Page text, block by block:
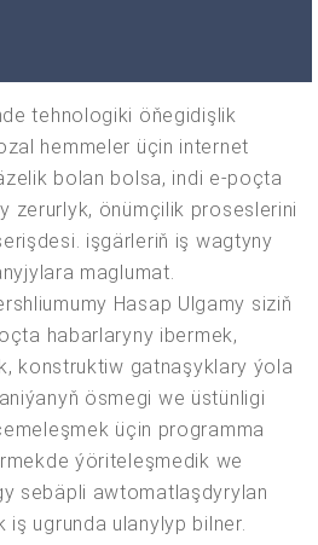
tehnologiki öňegidişlik
hemmeler üçin internet
bolan bolsa, indi e-poçta
zerurlyk, önümçilik proseslerini
işgärleriň iş wagtyny
maglumat.
Hasap Ulgamy siziň
habarlaryny ibermek,
konstruktiw gatnaşyklary ýola
ösmegi we üstünligi
üçin programma
ýöriteleşmedik we
sebäpli awtomatlaşdyrylan
iş ugrunda ulanylyp bilner.